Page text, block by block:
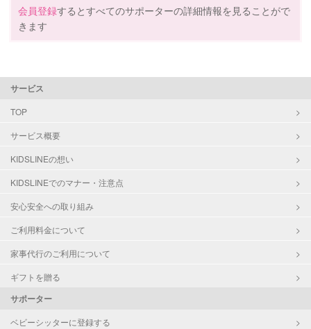
障がい児対応 対応可否は個別に相談
レッスン 絵・工作レッスン
定期予約 可能
お子様の撮影
資格
企業型割引対象(旧内閣府補助対象)
対応可能/特徴
病児対応
レッスン
会員登録するとすべてのサポーターの詳細情報を見ることがで
きます
サービス
TOP
サービス概要
KIDSLINEの想い
KIDSLINEでのマナー・注意点
安心安全への取り組み
ご利用料金について
家事代行のご利用について
ギフトを贈る
サポーター
ベビーシッターに登録する